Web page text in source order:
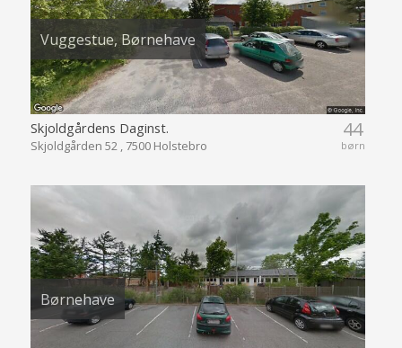
Vuggestue, Børnehave
44
børn
Skjoldgårdens Daginst.
Skjoldgården 52 , 7500 Holstebro
Børnehave